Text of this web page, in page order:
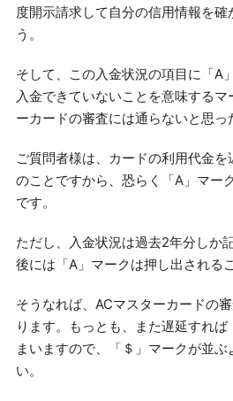
度開示請求して自分の信用情報を確
う。
そして、この入金状況の項目に「A
入金できていないことを意味する
ーカードの審査には通らないと思っ
ご質問者様は、カードの利用代金を
のことですから、恐らく「A」マー
です。
ただし、入金状況は過去2年分しか
後には「A」マークは押し出される
そうなれば、ACマスターカードの
ります。もっとも、また遅延すれ
まいますので、「＄」マークが並ぶ
い。